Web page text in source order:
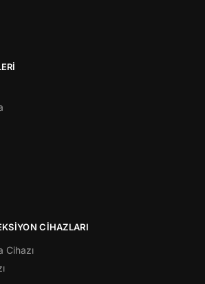
CIHAZLARI
Cihazı